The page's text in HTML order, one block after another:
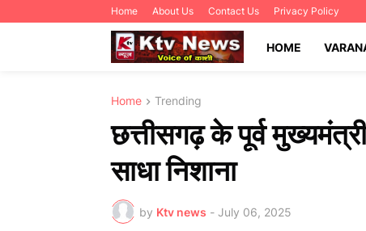
Home About Us Contact Us Privacy Policy
HOME
Home Trending
छत्तीसगढ़ के पूर्व
साधा निशाना
by Ktv news - July 06, 2025